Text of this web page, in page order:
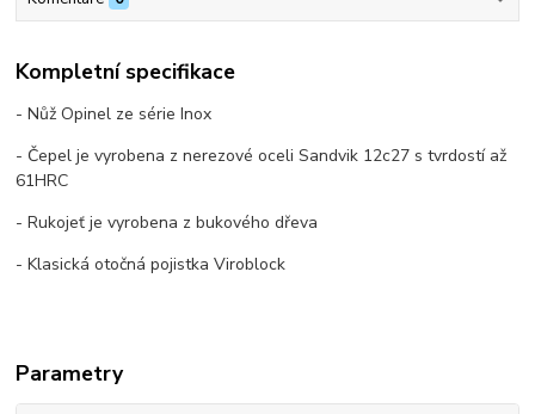
Kompletní specifikace
- Nůž Opinel ze série Inox
- Čepel je vyrobena z nerezové oceli Sandvik 12c27 s tvrdostí až
61HRC
- Rukojeť je vyrobena z bukového dřeva
- Klasická otočná pojistka Viroblock
Parametry